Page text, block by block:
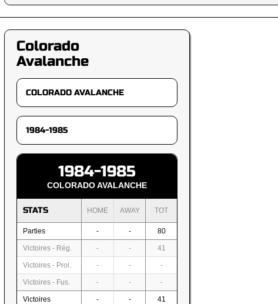
Colorado
Avalanche
1984-1985
COLORADO AVALANCHE
STATS HOME AWAY TOT
Parties - - 80
Victoires - Rég. - - 41
Victoires - Prol. - - -
Victoires - Fus. - - -
Victoires - - 41